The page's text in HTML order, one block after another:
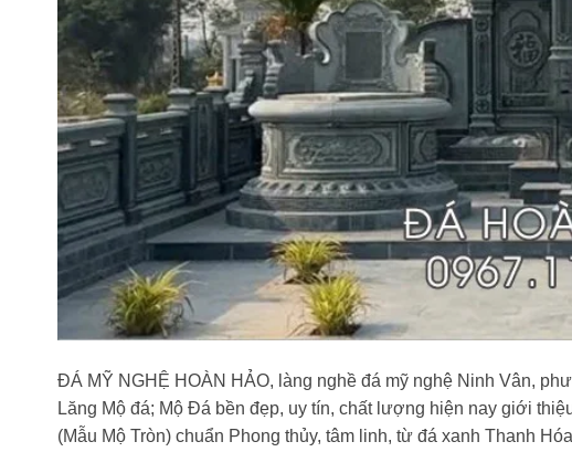
ĐÁ MỸ NGHỆ HOÀN HẢO, làng nghề đá mỹ nghệ Ninh Vân,
Lăng Mộ đá; Mộ Đá bền đẹp, uy tín, chất lượng hiện nay giới
(Mẫu Mộ Tròn) chuẩn Phong thủy, tâm linh, từ đá xanh Thanh